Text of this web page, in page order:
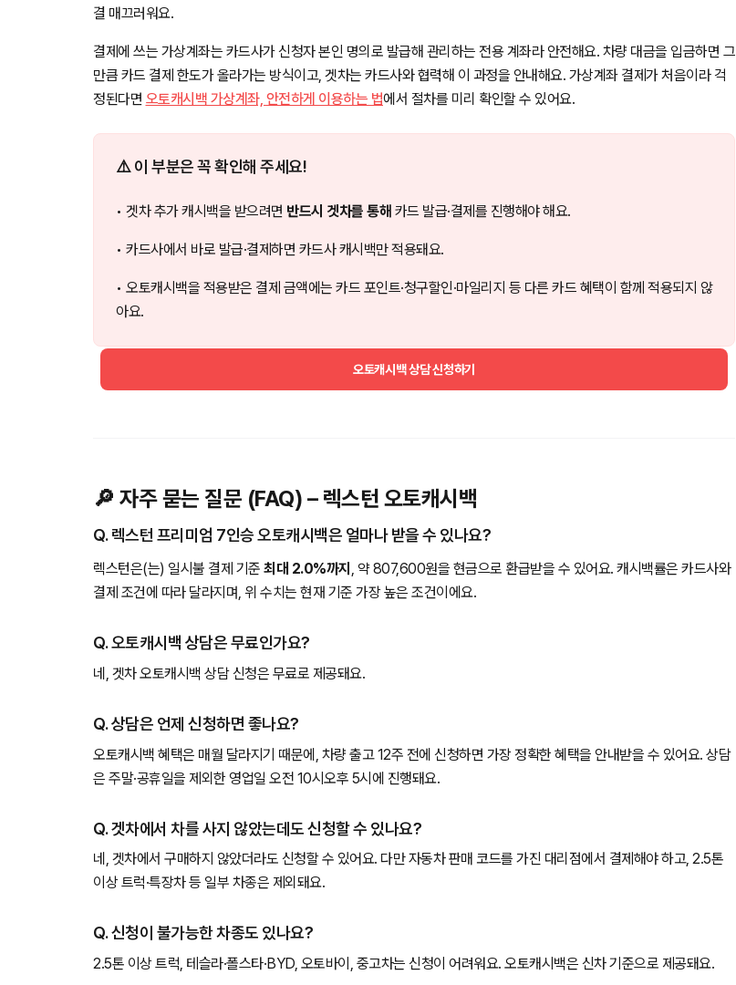
결 매끄러워요.
결제에 쓰는 가상계좌는 카드사가 신청자 본인 명의로 발급해 관리하는 전용 계좌라 안전해요. 차량 대금을 입금하면 그
만큼 카드 결제 한도가 올라가는 방식이고, 겟차는 카드사와 협력해 이 과정을 안내해요. 가상계좌 결제가 처음이라 걱
정된다면 오토캐시백 가상계좌, 안전하게 이용하는 법에서 절차를 미리 확인할 수 있어요.
⚠️ 이 부분은 꼭 확인해 주세요!
• 겟차 추가 캐시백을 받으려면 반드시 겟차를 통해 카드 발급·결제를 진행해야 해요.
• 카드사에서 바로 발급·결제하면 카드사 캐시백만 적용돼요.
• 오토캐시백을 적용받은 결제 금액에는 카드 포인트·청구할인·마일리지 등 다른 카드 혜택이 함께 적용되지 않
아요.
오토캐시백 상담 신청하기
🔎 자주 묻는 질문 (FAQ) – 렉스턴 오토캐시백
Q. 렉스턴 프리미엄 7인승 오토캐시백은 얼마나 받을 수 있나요?
렉스턴은(는) 일시불 결제 기준 최대 2.0%까지 , 약 807,600원을 현금으로 환급받을 수 있어요. 캐시백률은 카드사와
결제 조건에 따라 달라지며, 위 수치는 현재 기준 가장 높은 조건이에요.
Q. 오토캐시백 상담은 무료인가요?
네, 겟차 오토캐시백 상담 신청은 무료로 제공돼요.
Q. 상담은 언제 신청하면 좋나요?
오토캐시백 혜택은 매월 달라지기 때문에, 차량 출고 12주 전에 신청하면 가장 정확한 혜택을 안내받을 수 있어요. 상담
은 주말·공휴일을 제외한 영업일 오전 10시오후 5시에 진행돼요.
Q. 겟차에서 차를 사지 않았는데도 신청할 수 있나요?
네, 겟차에서 구매하지 않았더라도 신청할 수 있어요. 다만 자동차 판매 코드를 가진 대리점에서 결제해야 하고, 2.5톤
이상 트럭·특장차 등 일부 차종은 제외돼요.
Q. 신청이 불가능한 차종도 있나요?
2.5톤 이상 트럭, 테슬라·폴스타·BYD, 오토바이, 중고차는 신청이 어려워요. 오토캐시백은 신차 기준으로 제공돼요.